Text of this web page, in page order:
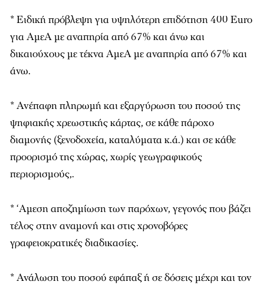
* Ειδική πρόβλεψη για υψηλότερη επιδότηση 400 Euro
για ΑμεΑ με αναπηρία από 67% και άνω και
δικαιούχους με τέκνα ΑμεΑ με αναπηρία από 67% και
άνω.
* Ανέπαφη πληρωμή και εξαργύρωση του ποσού της
ψηφιακής χρεωστικής κάρτας, σε κάθε πάροχο
διαμονής (ξενοδοχεία, καταλύματα κ.ά.) και σε κάθε
προορισμό της χώρας, χωρίς γεωγραφικούς
περιορισμούς,.
* ‘Αμεση αποζημίωση των παρόχων, γεγονός που βάζει
τέλος στην αναμονή και στις χρονοβόρες
γραφειοκρατικές διαδικασίες.
* Ανάλωση του ποσού εφάπαξ ή σε δόσεις μέχρι και τον